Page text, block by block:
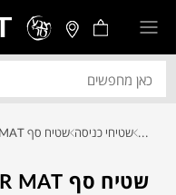
... שטיחי כניסה שטיח סף DOOR MAT
שטיח סף DOOR MAT